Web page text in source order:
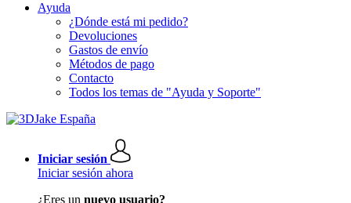
Ayuda
¿Dónde está mi pedido?
Devoluciones
Gastos de envío
Métodos de pago
Contacto
Todos los temas de "Ayuda y Soporte"
Iniciar sesión
Iniciar sesión ahora
¿Eres un nuevo usuario?